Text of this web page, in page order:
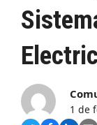
Electric
1 de